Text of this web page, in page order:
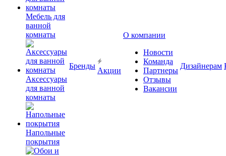
Мебель для
ванной
комнаты
Аксессуары
для ванной
комнаты
Напольные
покрытия
Бренды
Акции
О компании
Новости
Команда
Партнеры
Отзывы
Вакансии
Дизайнерам